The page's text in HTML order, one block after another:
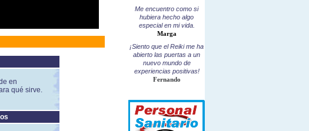
en
qué sirve.
Me encuentro como si
hubiera hecho algo
especial en mi vida.
Marga
¡Siento que el Reiki me ha
abierto las puertas a un
nuevo mundo de
experiencias positivas!
Fernando